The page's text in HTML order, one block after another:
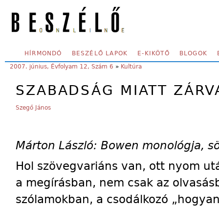
SECONDARY MENU
HÍRMONDÓ BESZÉLŐ LAPOK E-KIKÖTŐ BLOGOK
YOU ARE HERE:
2007. június, Évfolyam 12, Szám 6 » Kultúra
SZABADSÁG MIATT
Szegő János
Márton László: Bowen monológja,
Hol szövegvariáns van, ott nyom
a megírásban, nem csak az
szólamokban, a csodálkozó